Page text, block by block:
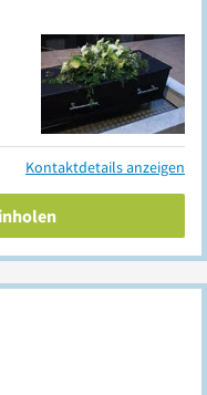
Kontaktdetails anzeigen